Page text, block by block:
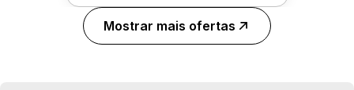
Mostrar mais ofertas